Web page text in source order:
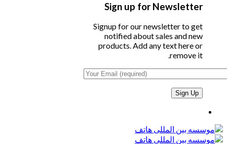
Sign up for Newsletter
Signup for our newsletter to get
notified about sales and new
products. Add any text here or
remove it.